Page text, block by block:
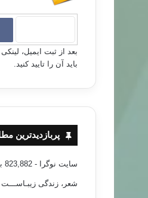
بعد از ثبت ایمیل،
باید آن را تایید کنید.
پربازدیدترین
سایت نوگرا - 823,882 بازدید
شعر، زندگی